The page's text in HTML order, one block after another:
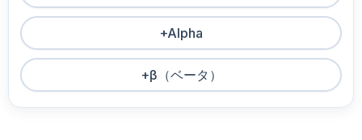
+Alpha
+β（ベータ）